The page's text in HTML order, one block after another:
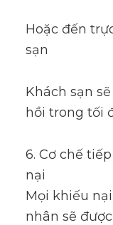
Hoặc đến
sạn
Khách sạn
hồi trong tối
6. Cơ chế
nại
Mọi khiếu
nhân sẽ